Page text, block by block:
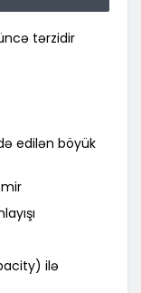
tərzidir
edilən böyük
ilə